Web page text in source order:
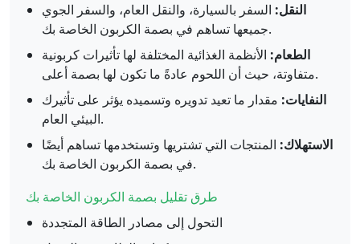
النقل: السفر بالسيارة، والنقل العام، والسفر الجوي
جميعها تساهم في بصمة الكربون الخاصة بك.
الطعام: الأنظمة الغذائية المختلفة لها تأثيرات كربونية
متفاوتة، حيث أن اللحوم عادةً ما تكون لها بصمة أعلى.
النفايات: مقدار ما تعيد تدويره وتسميده يؤثر على تأثيرك
البيئي العام.
الاستهلاك: المنتجات التي تشتريها وتستخدمها تساهم أيضًا
في بصمة الكربون الخاصة بك.
طرق تقليل بصمة الكربون الخاصة بك
التحول إلى مصادر الطاقة المتجددة